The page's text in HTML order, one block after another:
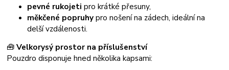
pevné rukojeti pro krátké přesuny,
měkčené popruhypro nošení na zádech, ideální na
delší vzdálenosti.
🧰Velkorysý prostor na příslušenství
Pouzdro disponuje hned několika kapsami: